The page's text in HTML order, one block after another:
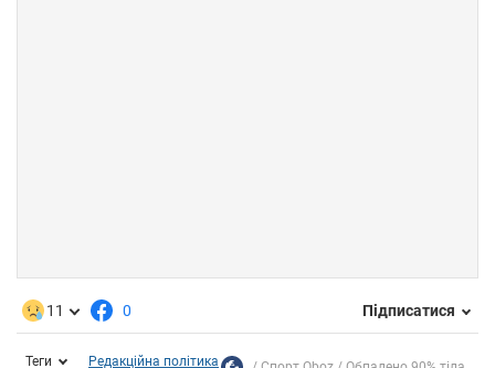
11 0 Підписатися
Теги Редакційна політика